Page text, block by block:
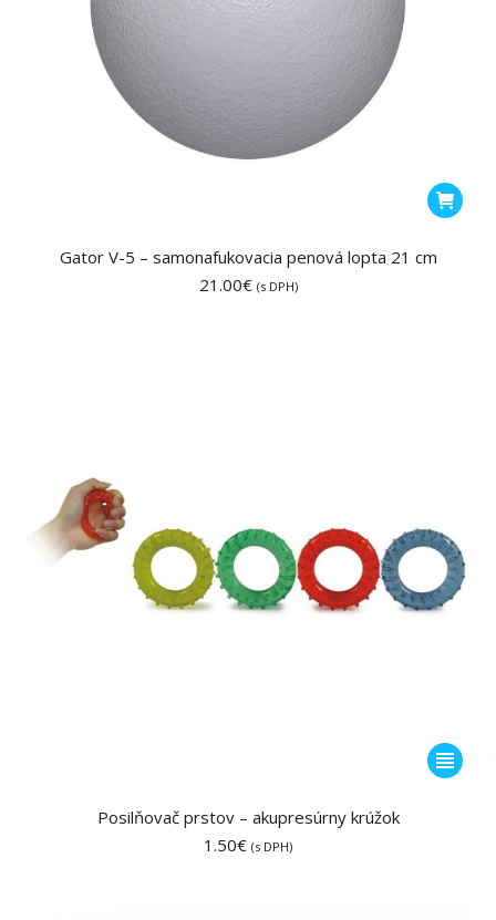
Gator V-5 – samonafukovacia penová lopta 21 cm
21.00€ (s DPH)
Tento
produkt
Posilňovač prstov – akupresúrny krúžok
1.50€ (s DPH)